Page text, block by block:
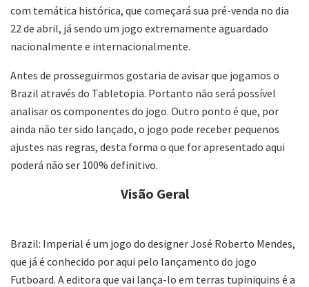
com temática histórica, que começará sua pré-venda no dia
22 de abril, já sendo um jogo extremamente aguardado
nacionalmente e internacionalmente.
Antes de prosseguirmos gostaria de avisar que jogamos o
Brazil através do Tabletopia. Portanto não será possível
analisar os componentes do jogo. Outro ponto é que, por
ainda não ter sido lançado, o jogo pode receber pequenos
ajustes nas regras, desta forma o que for apresentado aqui
poderá não ser 100% definitivo.
Visão Geral
Brazil: Imperial é um jogo do designer José Roberto Mendes,
que já é conhecido por aqui pelo lançamento do jogo
Futboard. A editora que vai lança-lo em terras tupiniquins é a